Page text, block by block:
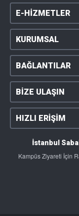
E-HİZMETLER
KURUMSAL
BAĞLANTILAR
BİZE ULAŞIN
HIZLI ERİŞİM
İstanbul
Kampüs Ziyareti İçin